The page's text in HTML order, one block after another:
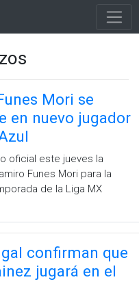
Mori se
en nuevo jugador
oficial este jueves la
Funes Mori para la
de la Liga MX
confirman que
jugará en el